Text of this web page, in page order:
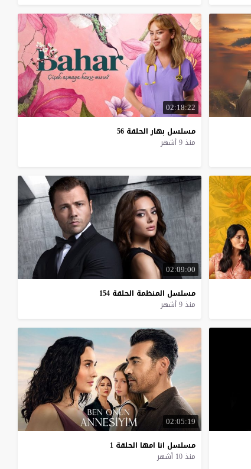
02:18:22
مسلسل بهار الحلقة 56
منذ 9 أشهر
02:09:00
مسلسل المنظمة الحلقة 154
منذ 9 أشهر
02:05:19
مسلسل انا امها الحلقة 1
منذ 10 أشهر